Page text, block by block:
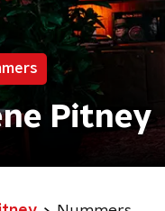
Pitney